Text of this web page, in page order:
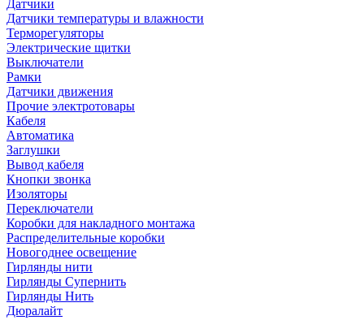
Датчики
Датчики температуры и влажности
Терморегуляторы
Электрические щитки
Выключатели
Рамки
Датчики движения
Прочие электротовары
Кабеля
Автоматика
Заглушки
Вывод кабеля
Кнопки звонка
Изоляторы
Переключатели
Коробки для накладного монтажа
Распределительные коробки
Новогоднее освещение
Гирлянды нити
Гирлянды Супернить
Гирлянды Нить
Дюралайт